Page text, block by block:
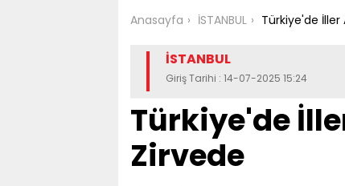
Anasayfa İSTANBUL Türkiye'de İller
İSTANBUL
Giriş Tarihi : 14-07-2025 15:24
Türkiye'de
Zirvede